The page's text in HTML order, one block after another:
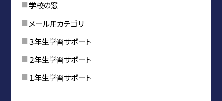
学校の窓
メール用カテゴリ
３年生学習サポート
２年生学習サポート
１年生学習サポート